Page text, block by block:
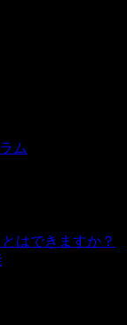
ム
はできますか？